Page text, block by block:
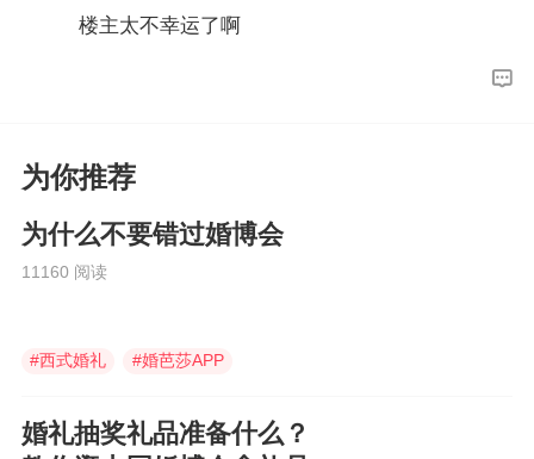
楼主太不幸运了啊
为你推荐
为什么不要错过婚博会
11160 阅读
#西式婚礼 #婚芭莎APP
婚礼抽奖礼品准备什么？